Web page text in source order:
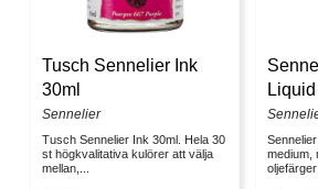
Tusch Sennelier Ink
30ml
Sennelier
Tusch Sennelier Ink 30ml. Hela 30
st högkvalitativa kulörer att välja
mellan,...
medium,
oljefärger